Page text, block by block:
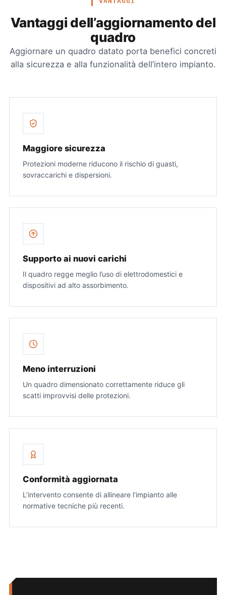
Vantaggi dell’aggiornamento del
quadro
Aggiornare un quadro datato porta benefici concreti
alla sicurezza e alla funzionalità dell’intero impianto.
Maggiore sicurezza
Protezioni moderne riducono il rischio di guasti,
sovraccarichi e dispersioni.
Supporto ai nuovi carichi
Il quadro regge meglio l’uso di elettrodomestici e
dispositivi ad alto assorbimento.
Meno interruzioni
Un quadro dimensionato correttamente riduce gli
scatti improvvisi delle protezioni.
Conformità aggiornata
L’intervento consente di allineare l’impianto alle
normative tecniche più recenti.